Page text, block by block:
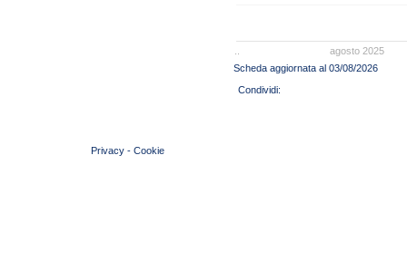
agosto 2025
Scheda aggiornata al 03/08/2026
Privacy - Cookie